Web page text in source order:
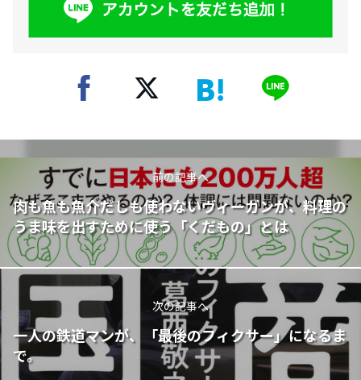
前の記事へ
肉も魚も魚介だしも使わないヴィーガンが、料理の
うま味を出すために使う「くだもの」とは
次の記事へ
一人の鉄道マンが、「最後のフィクサー」になるま
で。